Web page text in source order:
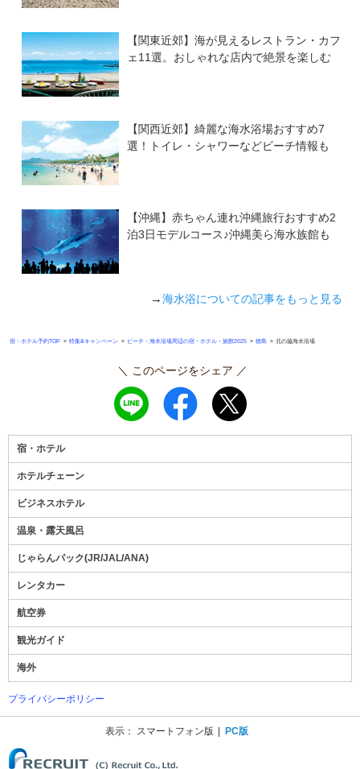
【関東近郊】海が見えるレストラン・カフ
ェ11選。おしゃれな店内で絶景を楽しむ
【関西近郊】綺麗な海水浴場おすすめ7
選！トイレ・シャワーなどビーチ情報も
【沖縄】赤ちゃん連れ沖縄旅行おすすめ2
泊3日モデルコース♪沖縄美ら海水族館も
→ 海水浴についての記事をもっと見る
宿・ホテル予約TOP » 特集&キャンペーン » ビーチ・海水浴場周辺の宿・ホテル・旅館2025 » 徳島 » 北の脇海水浴場
＼ このページをシェア ／
宿・ホテル
ホテルチェーン
ビジネスホテル
温泉・露天風呂
じゃらんパック(JR/JAL/ANA)
レンタカー
航空券
観光ガイド
海外
プライバシーポリシー
表示： スマートフォン版 PC版